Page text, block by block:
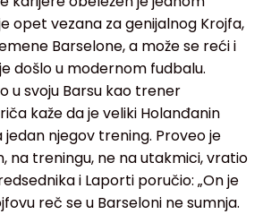
opet vezana za genijalnog Krojfa,
Barselone, a može se reći i
došlo u modernom fudbalu.
u svoju Barsu kao trener
kaže da je veliki Holanđanin
njegov trening. Proveo je
na treningu, ne na utakmici, vratio
i Laporti poručio: „On je
reč se u Barseloni ne sumnja.